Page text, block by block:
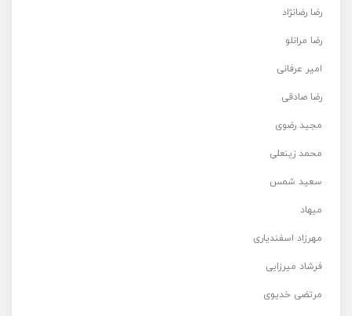
رضا رضانژاد
رضا مرانلو
امیر عرفانی
رضا صادقی
مجید رضوی
محمد زینعلی
سعید شمس
میهاد
مهرزاد اسفندیاری
فرشاد میرزایی
مرتضی خدیوی